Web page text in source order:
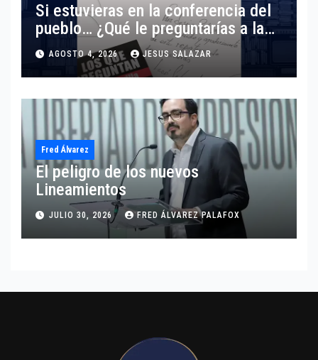
Si estuvieras en la conferencia del
pueblo… ¿Qué le preguntarías a la
presidenta?
AGOSTO 4, 2026 JESUS SALAZAR
Fred Álvarez
El peligro de los nuevos
Lineamientos
JULIO 30, 2026 FRED ÁLVAREZ PALAFOX